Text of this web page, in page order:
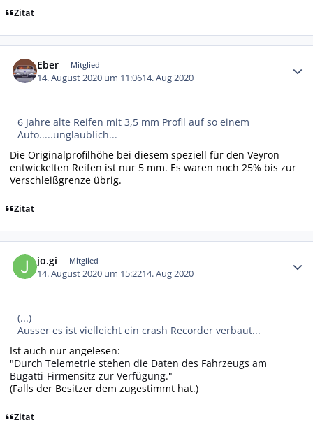
Zitat
Eber Mitglied
14. August 2020 um 11:0614. Aug 2020
6 Jahre alte Reifen mit 3,5 mm Profil auf so einem
Auto.....unglaublich...
Die Originalprofilhöhe bei diesem speziell für den Veyron
entwickelten Reifen ist nur 5 mm. Es waren noch 25% bis zur
Verschleißgrenze übrig.
Zitat
jo.gi Mitglied
14. August 2020 um 15:2214. Aug 2020
(...)
Ausser es ist vielleicht ein crash Recorder verbaut...
Ist auch nur angelesen:
"Durch Telemetrie stehen die Daten des Fahrzeugs am
Bugatti-Firmensitz zur Verfügung."
(Falls der Besitzer dem zugestimmt hat.)
Zitat